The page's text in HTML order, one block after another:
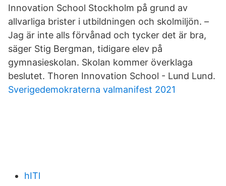
Innovation School Stockholm på grund av
allvarliga brister i utbildningen och skolmiljön. –
Jag är inte alls förvånad och tycker det är bra,
säger Stig Bergman, tidigare elev på
gymnasieskolan. Skolan kommer överklaga
beslutet. Thoren Innovation School - Lund Lund.
Sverigedemokraterna valmanifest 2021
hITl